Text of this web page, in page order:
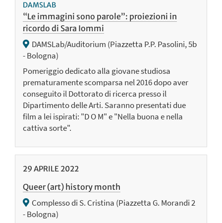
DAMSLAB
“Le immagini sono parole”: proiezioni in
ricordo di Sara Iommi
DAMSLab/Auditorium (Piazzetta P.P. Pasolini, 5b
- Bologna)
Pomeriggio dedicato alla giovane studiosa
prematuramente scomparsa nel 2016 dopo aver
conseguito il Dottorato di ricerca presso il
Dipartimento delle Arti. Saranno presentati due
film a lei ispirati: "D O M" e "Nella buona e nella
cattiva sorte".
29 APRILE 2022
Queer (art) history month
Complesso di S. Cristina (Piazzetta G. Morandi 2
- Bologna)